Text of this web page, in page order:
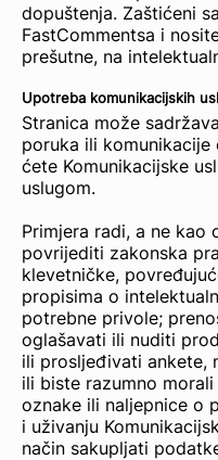
dopuštenja. Zaštićeni
FastCommentsa i
prešutne, na
Upotreba komunikacijskih
Stranica može
poruka ili komunikacije
ćete Komunikacijske
uslugom.
Primjera radi, a ne kao
povrijediti zakonska
klevetničke,
propisima o
potrebne privole;
oglašavati ili nuditi
ili prosljeđivati ankete,
ili biste razumno
oznake ili naljepnice o
i uživanju
način sakupljati